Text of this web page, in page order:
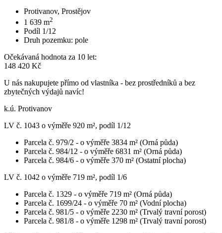
Protivanov, Prostějov
1 639 m2
Podíl 1/12
Druh pozemku: pole
Očekávaná hodnota za 10 let:
148 420 Kč
U nás nakupujete přímo od vlastníka - bez prostředníků a bez
zbytečných výdajů navíc!
k.ú. Protivanov
LV č. 1043 o výměře 920 m², podíl 1/12
Parcela č. 979/2 - o výměře 3834 m² (Orná půda)
Parcela č. 984/12 - o výměře 6831 m² (Orná půda)
Parcela č. 984/6 - o výměře 370 m² (Ostatní plocha)
LV č. 1042 o výměře 719 m², podíl 1/6
Parcela č. 1329 - o výměře 719 m² (Orná půda)
Parcela č. 1699/24 - o výměře 70 m² (Vodní plocha)
Parcela č. 981/5 - o výměře 2230 m² (Trvalý travní porost)
Parcela č. 981/8 - o výměře 1298 m² (Trvalý travní porost)